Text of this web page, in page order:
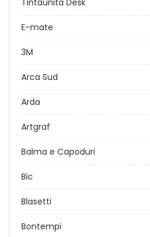
Tintaunita Desk
E-mate
3M
Arca Sud
Arda
Artgraf
Balma e Capoduri
Bic
Blasetti
Bontempi